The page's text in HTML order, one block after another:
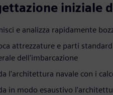
iniziale
e analizza rapidamente
attrezzature e parti
dell'imbarcazione
l'architettura navale con i
in modo esaustivo